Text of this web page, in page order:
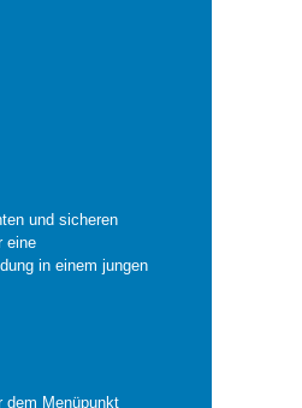
und sicheren
eine
in einem jungen
dem Menüpunkt